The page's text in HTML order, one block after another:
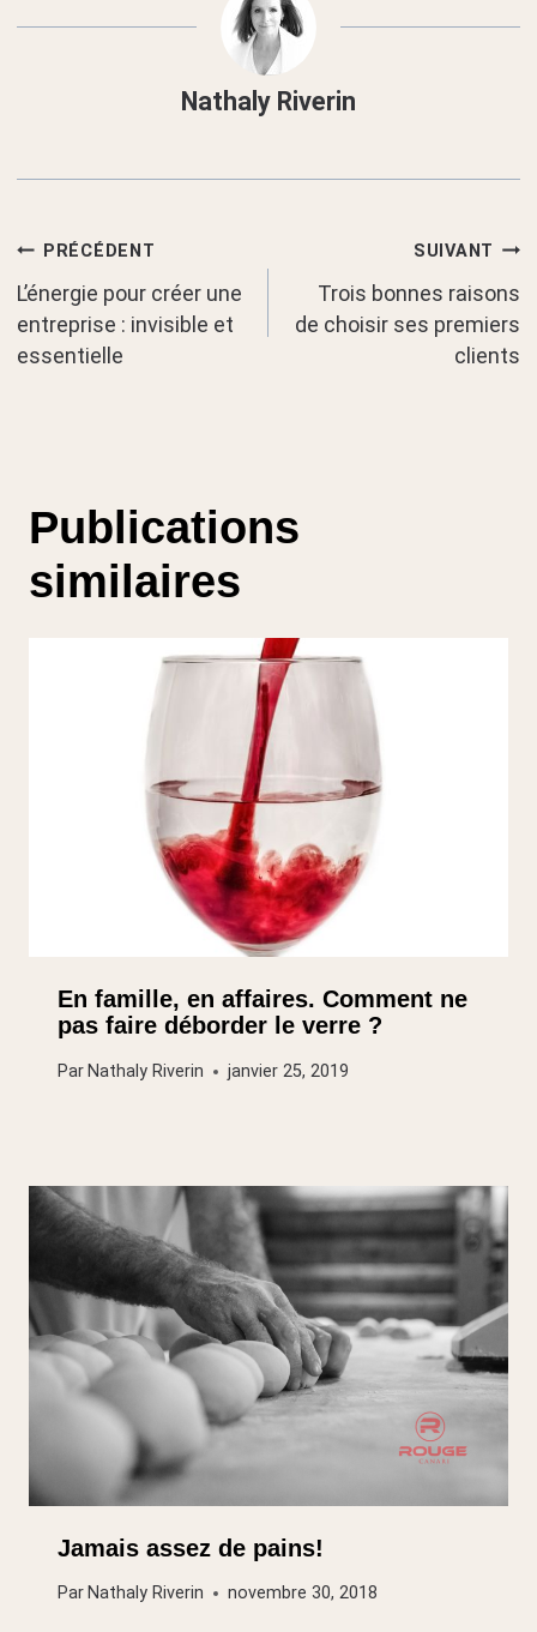
Nathaly Riverin
Navigation
de
PRÉCÉDENT
L’énergie pour créer une
entreprise : invisible et
essentielle
SUIVANT
Trois bonnes raisons
de choisir ses premiers
clients
Publications
similaires
En famille, en affaires. Comment ne
pas faire déborder le verre ?
Par Nathaly Riverin janvier 25, 2019
Jamais assez de pains!
Par Nathaly Riverin novembre 30, 2018